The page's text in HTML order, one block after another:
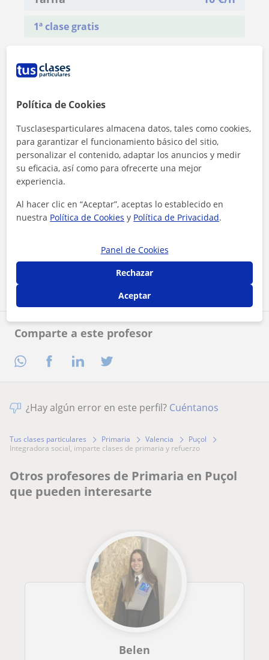
Comparte a este profesor
1ª clase gratis
Contactar ahora
¿Hay algún error en este perfil? Cuéntanos
Tus clases particulares Primaria Valencia
Puçol
integradora social, imparte clases de primaria y refuerzo
Otros profesores de Primaria en Puçol
que pueden interesarte
Belen
Política de Cookies
Tusclasesparticulares almacena datos, tales como cookies,
para garantizar el funcionamiento básico del sitio,
personalizar el contenido, adaptar los anuncios y medir
su eficacia, así como para ofrecerte una mejor
experiencia.
Al hacer clic en “Aceptar”, aceptas lo establecido en
nuestra Política de Cookies y Política de Privacidad.
Panel de Cookies
Rechazar
Aceptar